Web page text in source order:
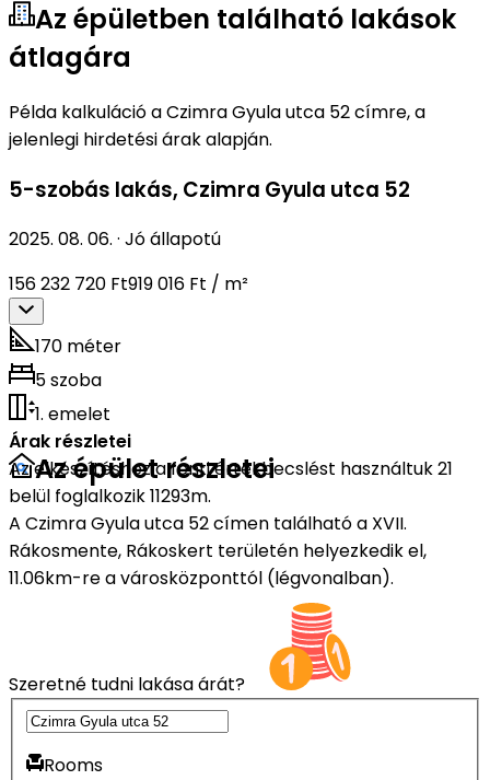
Az épületben található lakások
átlagára
Példa kalkuláció a Czimra Gyula utca 52 címre, a
jelenlegi hirdetési árak alapján.
5-szobás lakás, Czimra Gyula utca 52
2025. 08. 06. · Jó állapotú
156 232 720 Ft919 016 Ft / m²
170 méter
5 szoba
1. emelet
Árak részletei
Az elkészítéshez a fenti értékbecslést használtuk 21
belül foglalkozik 11293m.
Az épület részletei
A Czimra Gyula utca 52 címen található a XVII.
Rákosmente, Rákoskert területén helyezkedik el,
11.06km-re a városközponttól (légvonalban).
Szeretné tudni lakása árát?
Rooms